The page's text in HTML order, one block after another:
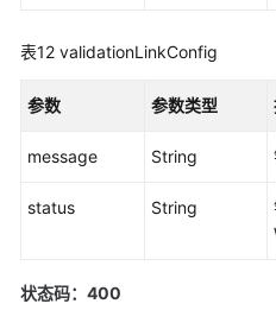
表12 validationLinkConfig
参数 参数类型
message String
status String
状态码：400